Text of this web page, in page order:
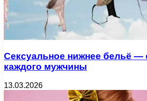
Сексуальное нижнее бельё —
каждого мужчины
13.03.2026